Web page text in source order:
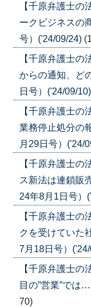
【千原弁護士
ークビジネスの
号）('24/09/24)
【千原弁護士
からの通知、ど
日号）('24/09/10)
【千原弁護士
業務停止処分の
月29日号）('24/
【千原弁護士
ス新法は連鎖販
24年8月1日号）
【千原弁護士
クを受けていた
7月18日号）
【千原弁護士
目の”営業”では
70)